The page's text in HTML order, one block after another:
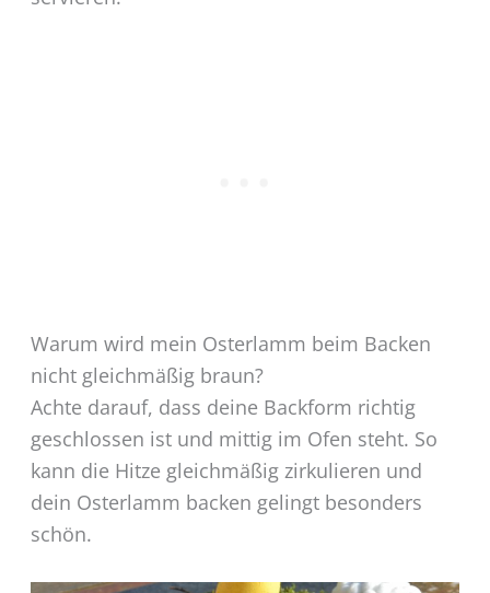
Warum wird mein Osterlamm beim Backen
nicht gleichmäßig braun?
Achte darauf, dass deine Backform richtig
geschlossen ist und mittig im Ofen steht. So
kann die Hitze gleichmäßig zirkulieren und
dein Osterlamm backen gelingt besonders
schön.